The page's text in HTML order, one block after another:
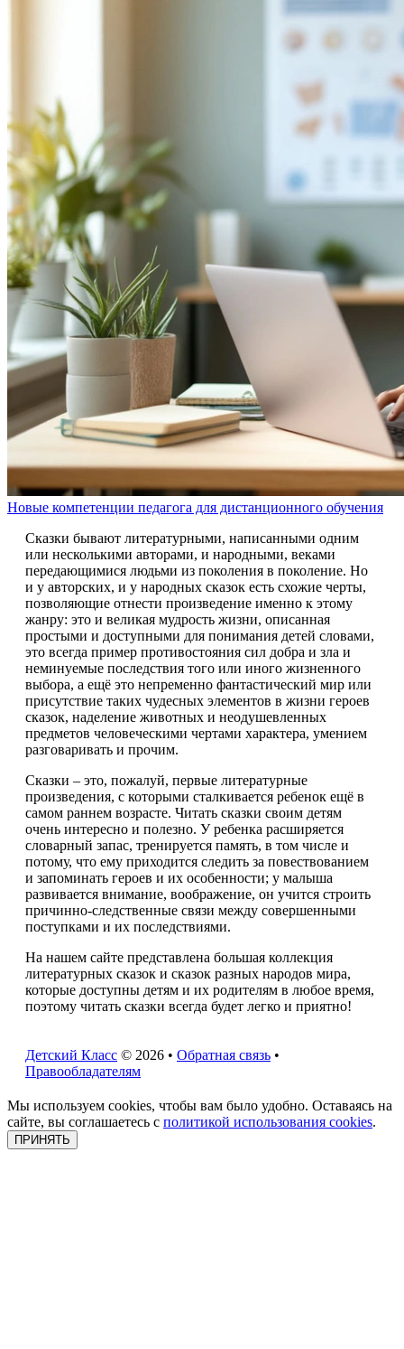
Новые компетенции педагога для дистанционного обучения
Сказки бывают литературными, написанными одним
или несколькими авторами, и народными, веками
передающимися людьми из поколения в поколение. Но
и у авторских, и у народных сказок есть схожие черты,
позволяющие отнести произведение именно к этому
жанру: это и великая мудрость жизни, описанная
простыми и доступными для понимания детей словами,
это всегда пример противостояния сил добра и зла и
неминуемые последствия того или иного жизненного
выбора, а ещё это непременно фантастический мир или
присутствие таких чудесных элементов в жизни героев
сказок, наделение животных и неодушевленных
предметов человеческими чертами характера, умением
разговаривать и прочим.
Сказки – это, пожалуй, первые литературные
произведения, с которыми сталкивается ребенок ещё в
самом раннем возрасте. Читать сказки своим детям
очень интересно и полезно. У ребенка расширяется
словарный запас, тренируется память, в том числе и
потому, что ему приходится следить за повествованием
и запоминать героев и их особенности; у малыша
развивается внимание, воображение, он учится строить
причинно-следственные связи между совершенными
поступками и их последствиями.
На нашем сайте представлена большая коллекция
литературных сказок и сказок разных народов мира,
которые доступны детям и их родителям в любое время,
поэтому читать сказки всегда будет легко и приятно!
Детский Класс © 2026 • Обратная связь •
Правообладателям
Мы используем cookies, чтобы вам было удобно. Оставаясь на
сайте, вы соглашаетесь с политикой использования cookies.
ПРИНЯТЬ